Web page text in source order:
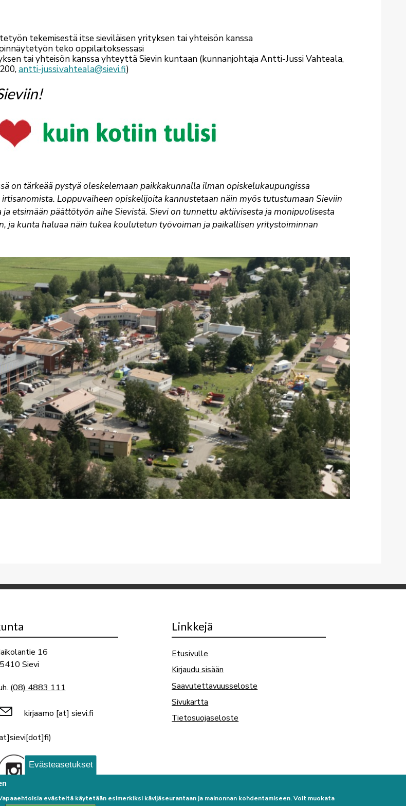
tekemisestä itse sieviläisen yrityksen tai yhteisön kanssa
teko oppilaitoksessasi
tai yhteisön kanssa yhteyttä Sievin kuntaan (kunnanjohtaja Antti-Jussi Vahteala,
antti-jussi.vahteala@sievi.fi)
on tärkeää pystyä oleskelemaan paikkakunnalla ilman opiskelukaupungissa
Loppuvaiheen opiskelijoita kannustetaan näin myös tutustumaan Sieviin
etsimään päättötyön aihe Sievistä. Sievi on tunnettu aktiivisesta ja monipuolisesta
ja kunta haluaa näin tukea koulutetun työvoiman ja paikallisen yritystoiminnan
16
Sievi
(08) 4883 111
kirjaamo [at] sievi.fi
Linkkejä
Etusivulle
Kirjaudu sisään
Saavutettavuusseloste
Sivukartta
Tietosuojaseloste
Evästeasetukset
evästeitä käytetään esimerkiksi kävijäseurantaan ja mainonnan kohdentamiseen. Voit muokata